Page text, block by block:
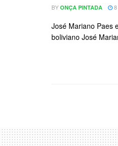
BY ONÇA PINTADA 8
José Mariano Paes
boliviano José